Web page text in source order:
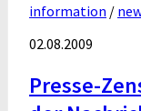
information /
02.08.2009
Presse-